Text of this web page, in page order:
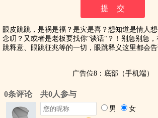
眼皮跳跳，是祸是福？是灾是喜？想知道是情人
念叨？又或者是老板要找你"谈话"？！别急别急
跳释意、眼跳征兆等的一切，眼跳释义这里都会告
广告位8：底部（手机端）